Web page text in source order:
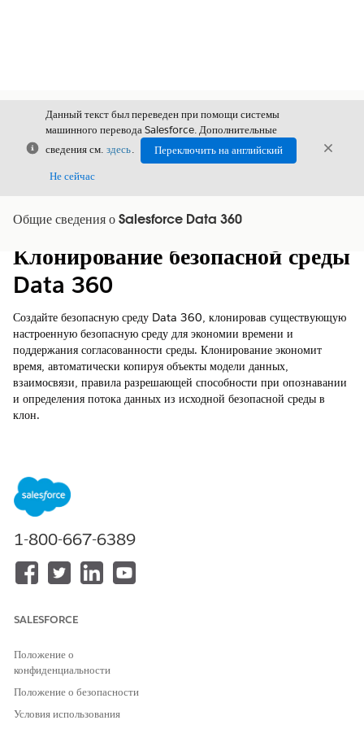
Закрыть
Данный текст был переведен при помощи системы
машинного перевода Salesforce. Дополнительные
сведения см. здесь.
Переключить на английский
Не сейчас
Общие сведения о Salesforce Data 360
Показать содержание
Содержание
Клонирование безопасной среды
Data 360
Создайте безопасную среду Data 360, клонировав существующую
настроенную безопасную среду для экономии времени и
поддержания согласованности среды. Клонирование экономит
время, автоматически копируя объекты модели данных,
взаимосвязи, правила разрешающей способности при опознавании
и определения потока данных из исходной безопасной среды в
клон.
Доступно в версиях:
См.Доступность версии Data 360
НЕОБХОДИМЫЙ НАБОР ПОЛНОМОЧИЙ ПОЛЬЗОВАТЕЛЯ
Для клонирования безопасной
среды Data 360:
Перед началом работы:
Обеспечьте данные 360 в исходной безопасной среде sandbox.
безопасной среды для создаваемого типа клона.
1-800-667-6389
SALESFORCE
Положение о
конфиденциальности
Положение о безопасности
Условия использования